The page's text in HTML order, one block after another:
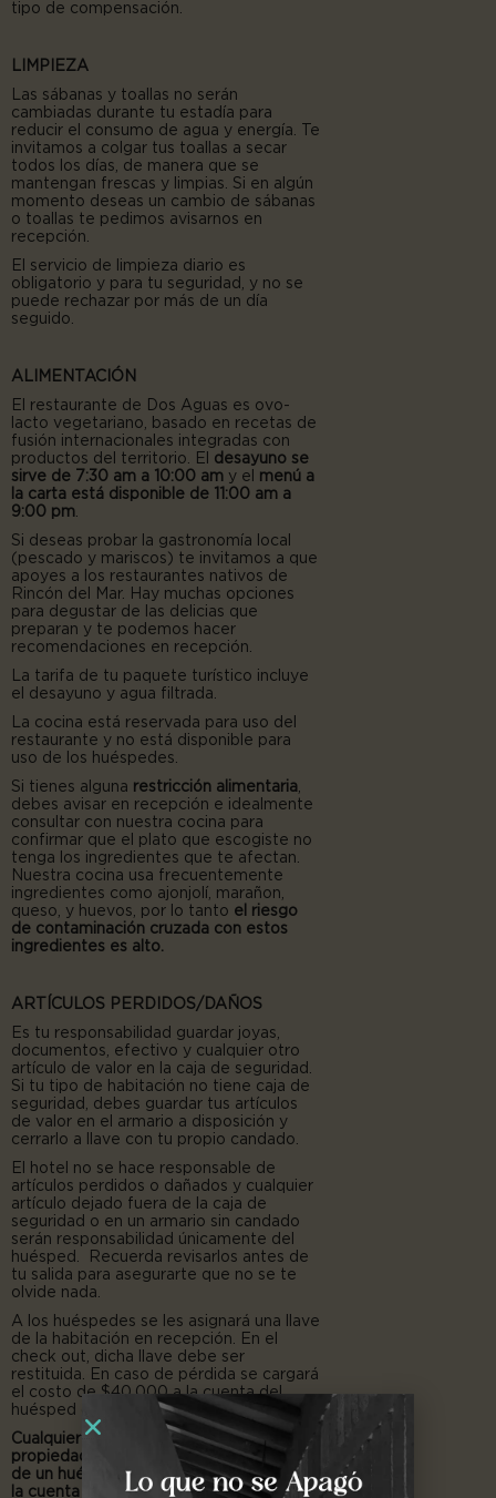
tipo de compensación.
LIMPIEZA
Las sábanas y toallas no serán
cambiadas durante tu estadía para
reducir el consumo de agua y energía. Te
invitamos a colgar tus toallas a secar
todos los días, de manera que se
mantengan frescas y limpias. Si en algún
momento deseas un cambio de sábanas
o toallas te pedimos avisarnos en
recepción.
El servicio de limpieza diario es
obligatorio y para tu seguridad, y no se
puede rechazar por más de un día
seguido.
ALIMENTACIÓN
El restaurante de Dos Aguas es ovo-
lacto vegetariano, basado en recetas de
fusión internacionales integradas con
productos del territorio. El desayuno se
sirve de 7:30 am a 10:00 am y el menú a
la carta está disponible de 11:00 am a
9:00 pm.
Si deseas probar la gastronomía local
(pescado y mariscos) te invitamos a que
apoyes a los restaurantes nativos de
Rincón del Mar. Hay muchas opciones
para degustar de las delicias que
preparan y te podemos hacer
recomendaciones en recepción.
La tarifa de tu paquete turístico incluye
el desayuno y agua filtrada.
La cocina está reservada para uso del
restaurante y no está disponible para
uso de los huéspedes.
Si tienes alguna restricción alimentaria,
debes avisar en recepción e idealmente
consultar con nuestra cocina para
confirmar que el plato que escogiste no
tenga los ingredientes que te afectan.
Nuestra cocina usa frecuentemente
ingredientes como ajonjolí, marañon,
queso, y huevos, por lo tanto el riesgo
de contaminación cruzada con estos
ingredientes es alto.
ARTÍCULOS PERDIDOS/DAÑOS
Es tu responsabilidad guardar joyas,
documentos, efectivo y cualquier otro
artículo de valor en la caja de seguridad.
Si tu tipo de habitación no tiene caja de
seguridad, debes guardar tus artículos
de valor en el armario a disposición y
cerrarlo a llave con tu propio candado.
El hotel no se hace responsable de
artículos perdidos o dañados y cualquier
artículo dejado fuera de la caja de
seguridad o en un armario sin candado
serán responsabilidad únicamente del
huésped. Recuerda revisarlos antes de
tu salida para asegurarte que no se te
olvide nada.
A los huéspedes se les asignará una llave
de la habitación en recepción. En el
check out, dicha llave debe ser
restituida. En caso de pérdida se cargará
el costo de $40.000 a la cuenta del
huésped como penalización.
Cualquier daño causado a la habitación o
propiedad en general del hotel por parte
de un huésped o invitado será cargado a
la cuenta del huésped.